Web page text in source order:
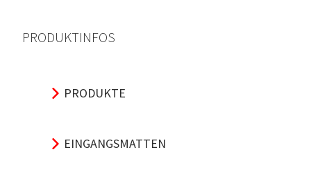
PRODUKTINFOS
PRODUKTE
EINGANGSMATTEN